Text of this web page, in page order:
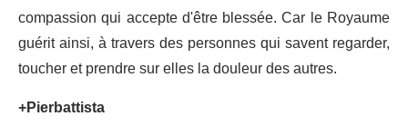
compassion qui accepte d'être blessée. Car le Royaume
guérit ainsi, à travers des personnes qui savent regarder,
toucher et prendre sur elles la douleur des autres.
+Pierbattista